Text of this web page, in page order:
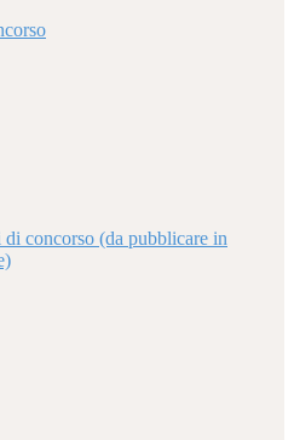
di concorso (da pubblicare in